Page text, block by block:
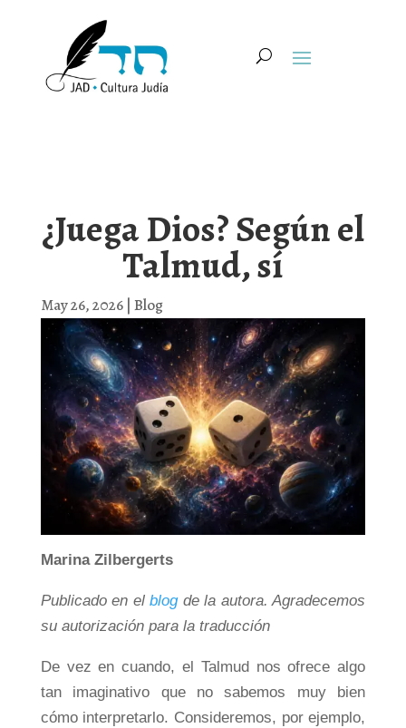
¿Juega Dios? Según el
Talmud, sí
May 26, 2026| Blog
Marina Zilbergerts
Publicado en elblogde la autora. Agradecemos
su autorización para la traducción
De vez en cuando, el Talmud nos ofrece algo
tan imaginativo que no sabemos muy bien
cómo interpretarlo. Consideremos, por ejemplo,